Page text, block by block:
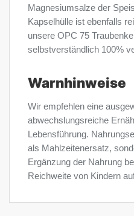
Magnesiumsalze der
Kapselhülle ist ebenfalls
unsere OPC 75
selbstverständlich 100%
Warnhinweise
Wir empfehlen eine
abwechslungsreiche
Lebensführung.
als Mahlzeitenersatz,
Ergänzung der Nahrung
Reichweite von Kindern